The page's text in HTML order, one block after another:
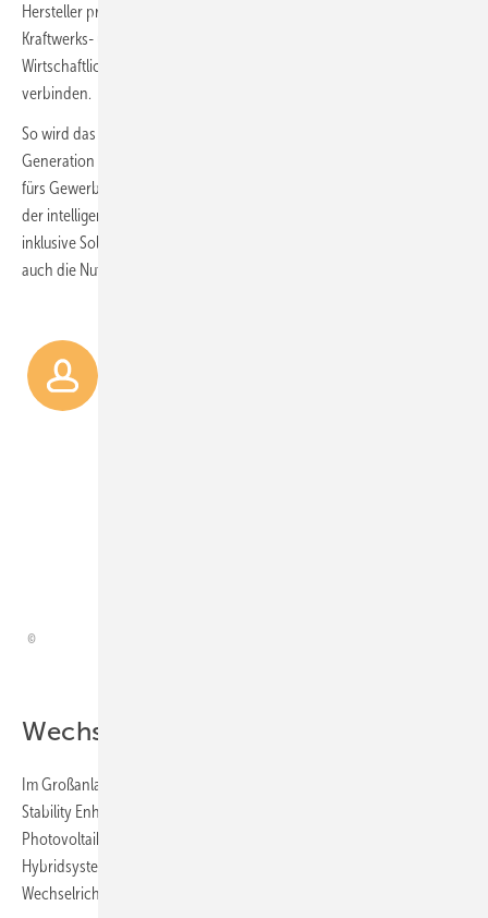
Hersteller präsentiert Lösungen für private Haushalte, Gewerbe sowie
Kraftwerks- und Großanlagenanwendungen, die Planbarkeit,
Wirtschaftlichkeit, Resilienz, und Sicherheit intelligent miteinander
verbinden.
So wird das Unternehmen unter anderem erstmals seine neue
Generation dreiphasiger Hybrid-Wechselrichter fürs Eigenheim und
fürs Gewerbe mit integriertem Energiemanagement vorstellen. Neben
der intelligenten Steuerung der Energieversorgung im Gebäude
inklusive Solaranlage, Batteriespeicher und Wallbox unterstützen sie
auch die Nutzung dynamischer Stromtarife.
Wechselrichter bilden Netze
Im Großanlagenbereich präsentiert SMA seine neue Large Scale
Stability Enhanced DC Coupled Hybrid Solution. Mit dieser können
Photovoltaikanlagen Netze aufbauen und stabilisieren. Denn das
Hybridsystem vereint eine DC-Kopplung mit netzbildender
Wechselrichtertechnologie und netzstabilisierender Anlagenregelung.